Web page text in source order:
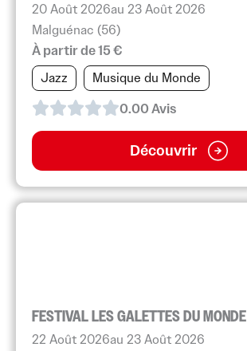
20 Août 2026au 23 Août 2026
Malguénac (56)
À partir de 15 €
Jazz
Musique du Monde
0.00Avis
Découvrir
FESTIVAL LES GALETTES DU MONDE
22 Août 2026au 23 Août 2026